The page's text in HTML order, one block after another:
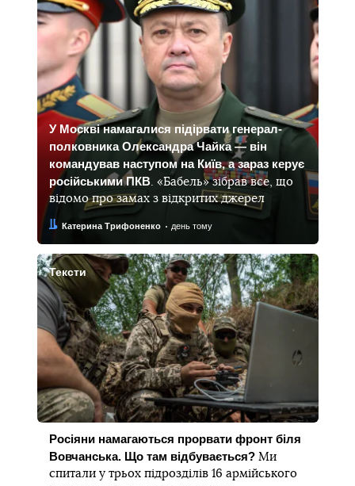
У Москві намагалися підірвати генерал-
полковника Олександра Чайка — він
командував наступом на Київ, а зараз керує
російськими ПКВ. «Бабель» зібрав все, що
відомо про замах з відкритих джерел
Автор:
Катерина Трифоненко
Дата: день тому
Тексти
Росіяни намагаються прорвати фронт біля
Вовчанська. Що там відбувається? Ми
спитали у трьох підрозділів 16 армійського